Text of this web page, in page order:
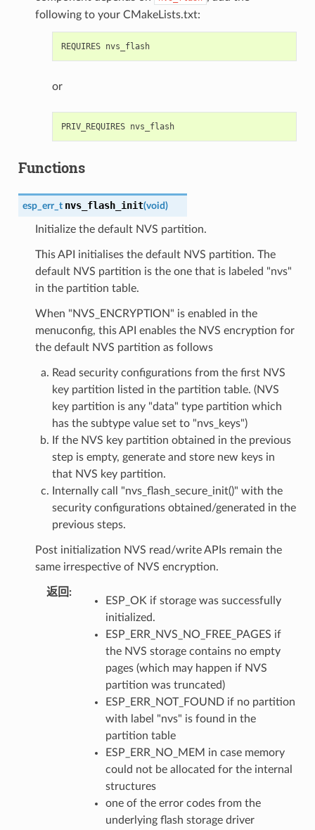
following to your CMakeLists.txt:
REQUIRES nvs_flash
or
PRIV_REQUIRES nvs_flash
Functions
esp_err_t nvs_flash_init(void)
Initialize the default NVS partition.
This API initialises the default NVS partition. The
default NVS partition is the one that is labeled "nvs"
in the partition table.
When "NVS_ENCRYPTION" is enabled in the
menuconfig, this API enables the NVS encryption for
the default NVS partition as follows
Read security configurations from the first NVS
key partition listed in the partition table. (NVS
key partition is any "data" type partition which
has the subtype value set to "nvs_keys")
If the NVS key partition obtained in the previous
step is empty, generate and store new keys in
that NVS key partition.
Internally call "nvs_flash_secure_init()" with the
security configurations obtained/generated in the
previous steps.
Post initialization NVS read/write APIs remain the
same irrespective of NVS encryption.
返回 :
ESP_OK if storage was successfully
initialized.
ESP_ERR_NVS_NO_FREE_PAGES if
the NVS storage contains no empty
pages (which may happen if NVS
partition was truncated)
ESP_ERR_NOT_FOUND if no partition
with label "nvs" is found in the
partition table
ESP_ERR_NO_MEM in case memory
could not be allocated for the internal
structures
one of the error codes from the
underlying flash storage driver